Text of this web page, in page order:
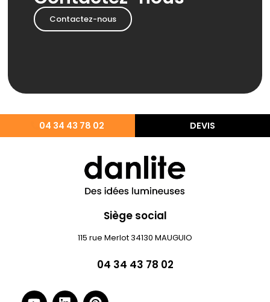
Contactez-nous
04 34 43 78 02 DEVIS
Siège social
115 rue Merlot 34130 MAUGUIO
04 34 43 78 02